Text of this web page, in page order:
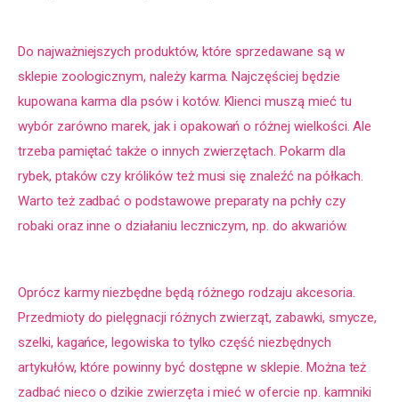
Do najważniejszych produktów, które sprzedawane są w
sklepie zoologicznym, należy karma. Najczęściej będzie
kupowana karma dla psów i kotów. Klienci muszą mieć tu
wybór zarówno marek, jak i opakowań o różnej wielkości. Ale
trzeba pamiętać także o innych zwierzętach. Pokarm dla
rybek, ptaków czy królików też musi się znaleźć na półkach.
Warto też zadbać o podstawowe preparaty na pchły czy
robaki oraz inne o działaniu leczniczym, np. do akwariów.
Oprócz karmy niezbędne będą różnego rodzaju akcesoria.
Przedmioty do pielęgnacji różnych zwierząt, zabawki, smycze,
szelki, kagańce, legowiska to tylko część niezbędnych
artykułów, które powinny być dostępne w sklepie. Można też
zadbać nieco o dzikie zwierzęta i mieć w ofercie np. karmniki